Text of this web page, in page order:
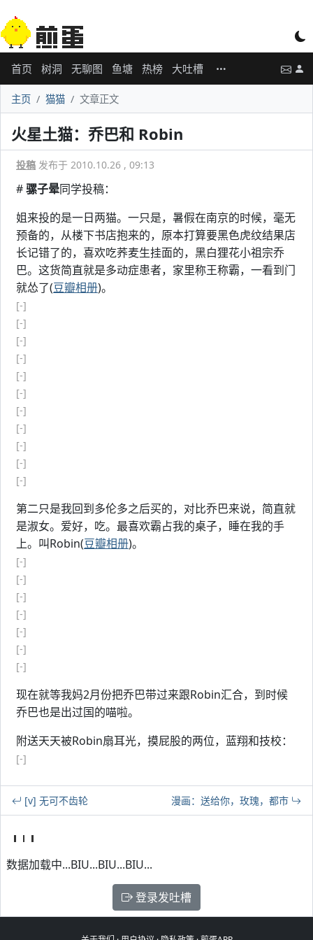
首页 树洞 无聊图 鱼塘 热榜 大吐槽
主页 猫猫 文章正文
火星土猫：乔巴和 Robin
投稿 发布于 2010.10.26 , 09:13
#骡子晕同学投稿：
姐来投的是一日两猫。一只是，暑假在南京的时候，毫无
预备的，从楼下书店抱来的，原本打算要黑色虎纹结果店
长记错了的，喜欢吃荞麦生挂面的，黑白狸花小祖宗乔
巴。这货简直就是多动症患者，家里称王称霸，一看到门
就怂了(豆瓣相册)。
[-]
[-]
[-]
[-]
[-]
[-]
[-]
[-]
[-]
[-]
[-]
第二只是我回到多伦多之后买的，对比乔巴来说，简直就
是淑女。爱好，吃。最喜欢霸占我的桌子，睡在我的手
上。叫Robin(豆瓣相册)。
[-]
[-]
[-]
[-]
[-]
[-]
[-]
现在就等我妈2月份把乔巴带过来跟Robin汇合，到时候
乔巴也是出过国的喵啦。
附送天天被Robin扇耳光，摸屁股的两位，蓝翔和技校：
[-]
[v] 无可不齿轮 漫画：送给你，玫瑰，都市
数据加载中...BIU...BIU...BIU...
登录发吐槽